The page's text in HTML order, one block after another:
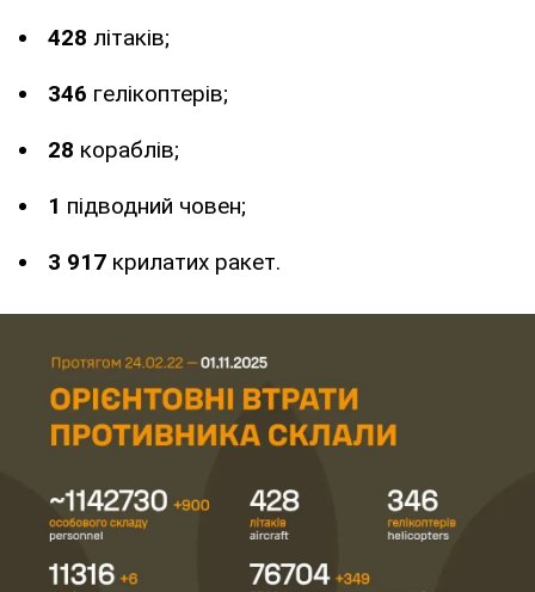
428 літаків;
346 гелікоптерів;
28 кораблів;
1 підводний човен;
3 917 крилатих ракет.